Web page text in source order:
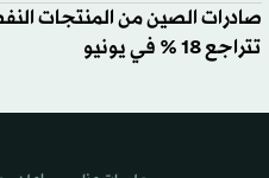
صادرات الصين من المنتجات
تتراجع 18 % في يونيو